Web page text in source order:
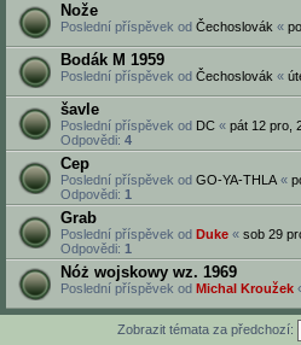
Nože
Poslední příspěvek od Čechoslovák «
Bodák M 1959
Poslední příspěvek od Čechoslovák «
šavle
Poslední příspěvek od DC « pát 12 pro,
Odpovědi: 4
Cep
Poslední příspěvek od GO-YA-THLA «
Odpovědi: 1
Grab
Poslední příspěvek od Duke « sob 29
Odpovědi: 1
Nóż wojskowy wz. 1969
Poslední příspěvek od Michal Kroužek
Zobrazit témata za předchozí: